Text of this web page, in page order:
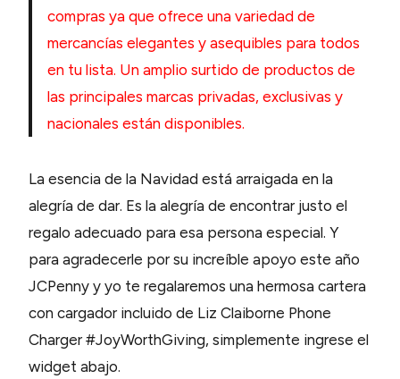
compras ya que ofrece una variedad de
mercancías elegantes y asequibles para todos
en tu lista. Un amplio surtido de productos de
las principales marcas privadas, exclusivas y
nacionales están disponibles.
La esencia de la Navidad está arraigada en la
alegría de dar. Es la alegría de encontrar justo el
regalo adecuado para esa persona especial. Y
para agradecerle por su increíble apoyo este año
JCPenny y yo te regalaremos una hermosa cartera
con cargador incluido de Liz Claiborne Phone
Charger #JoyWorthGiving, simplemente ingrese el
widget abajo.